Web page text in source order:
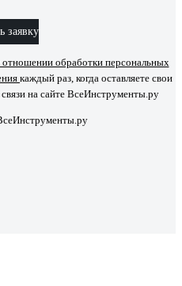
заявку
отношении обработки персональных
каждый раз, когда оставляете свои
на сайте ВсеИнструменты.ру